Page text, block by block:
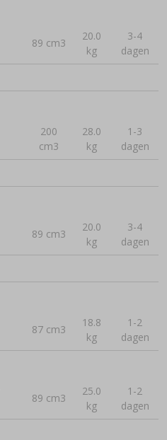
89 cm3
20.0
kg
3-4
dagen
200
cm3
28.0
kg
1-3
dagen
89 cm3
20.0
kg
3-4
dagen
87 cm3
18.8
kg
1-2
dagen
89 cm3
25.0
kg
1-2
dagen